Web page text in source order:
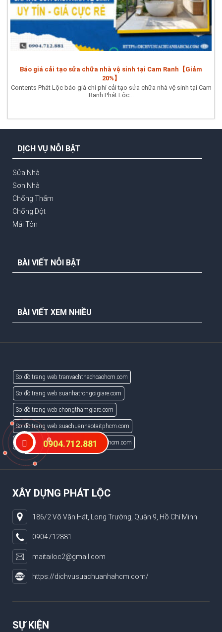
Báo giá cải tạo sửa chữa nhà vệ sinh tại Cam Ranh【Giảm
20%】
Contents Phát Lộc báo giá chi phí cải tạo sửa chữa nhà vệ sinh tại Cam
Ranh Phát Lộc...
DỊCH VỤ NỖI BẬT
Sửa Nhà
Sơn Nhà
Chống Thấm
Chống Dột
Mái Tôn
BÀI VIẾT NỖI BẬT
BÀI VIẾT XEM NHIỀU
Sơ đồ trang web tranvachthachcaohcm.com
Sơ đồ trang web suanhatrongoigiare.com
Sơ đồ trang web chongthamgiare.com
Sơ đồ trang web suachuanhaotaitphcm.com
Sơ đồ trang web dichvusuachuanhahcm.com
XÂY DỰNG PHÁT LỘC
186/2 Võ Văn Hát, Long Trường, Quận 9, Hồ Chí Minh
0904712881
maitailoc2@gmail.com
https://dichvusuachuanhahcm.com/
SỰ KIỆN
0904.712.881